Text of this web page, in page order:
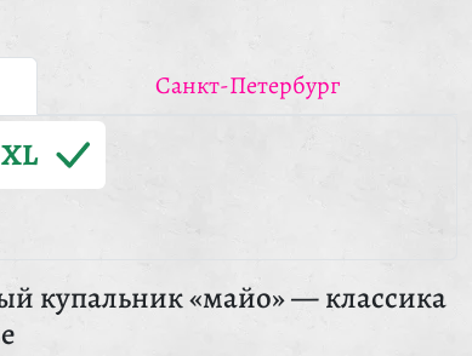
Санкт-Петербург
XL
купальник «майо» — классика